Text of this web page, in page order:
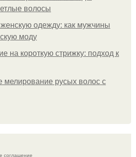
волосы
одежду: как мужчины
моду
на короткую стрижку: подход к
мелирование русых волос с
соглашение